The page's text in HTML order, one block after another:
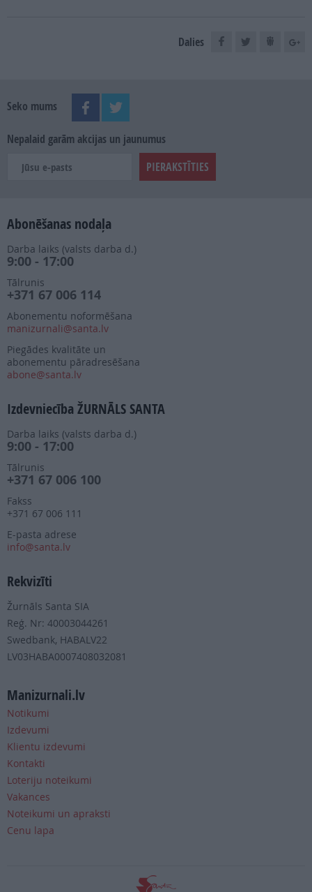
Dalies
Seko mums
Nepalaid garām akcijas un jaunumus
Abonēšanas nodaļa
Darba laiks (valsts darba d.)
9:00 - 17:00
Tālrunis
+371 67 006 114
Abonementu noformēšana
manizurnali@santa.lv
Piegādes kvalitāte un
abonementu pāradresēšana
abone@santa.lv
Izdevniecība ŽURNĀLS SANTA
Darba laiks (valsts darba d.)
9:00 - 17:00
Tālrunis
+371 67 006 100
Fakss
+371 67 006 111
E-pasta adrese
info@santa.lv
Rekvizīti
Žurnāls Santa SIA
Reģ. Nr: 40003044261
Swedbank, HABALV22
LV03HABA0007408032081
Manizurnali.lv
Notikumi
Izdevumi
Klientu izdevumi
Kontakti
Loteriju noteikumi
Vakances
Noteikumi un apraksti
Cenu lapa